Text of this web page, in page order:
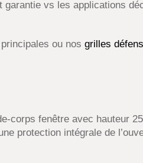
vs les applications
ou nos grilles
corps fenêtre avec hauteur
protection intégrale de